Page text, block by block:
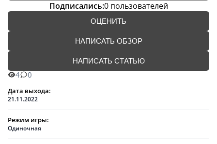
Подписались:0 пользователей
ОЦЕНИТЬ
НАПИСАТЬ ОБЗОР
НАПИСАТЬ СТАТЬЮ
4 0
Дата выхода:
21.11.2022
Режим игры:
Одиночная